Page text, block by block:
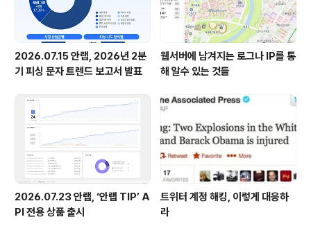
2026.07.15 안랩, 2026년 2분
기 피싱 문자 트렌드 보고서 발표
웹서버에 남겨지는 로그나 IP를 통
해 알수 있는 것들
2026.07.23 안랩, ‘안랩 TIP’ A
PI 전용 상품 출시
트위터 계정 해킹, 이렇게 대응하
라